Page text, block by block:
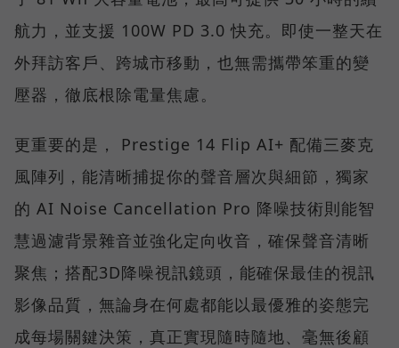
航力，並支援 100W PD 3.0 快充。即使一整天在
外拜訪客戶、跨城市移動，也無需攜帶笨重的變
壓器，徹底根除電量焦慮。
更重要的是， Prestige 14 Flip AI+ 配備三麥克
風陣列，能清晰捕捉你的聲音層次與細節，獨家
的 AI Noise Cancellation Pro 降噪技術則能智
慧過濾背景雜音並強化定向收音，確保聲音清晰
聚焦；搭配3D降噪視訊鏡頭，能確保最佳的視訊
影像品質，無論身在何處都能以最優雅的姿態完
成每場關鍵決策，真正實現隨時隨地、毫無後顧